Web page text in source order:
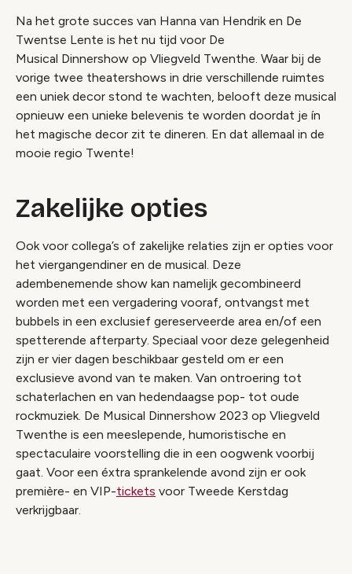
Na het grote succes van Hanna van Hendrik en De
Twentse Lente is het nu tijd voor De
Musical Dinnershow op Vliegveld Twenthe. Waar bij de
vorige twee theatershows in drie verschillende ruimtes
een uniek decor stond te wachten, belooft deze musical
opnieuw een unieke belevenis te worden doordat je ín
het magische decor zit te dineren. En dat allemaal in de
mooie regio Twente!
Zakelijke opties
Ook voor collega’s of zakelijke relaties zijn er opties voor
het viergangendiner en de musical. Deze
adembenemende show kan namelijk gecombineerd
worden met een vergadering vooraf, ontvangst met
bubbels in een exclusief gereserveerde area en/of een
spetterende afterparty. Speciaal voor deze gelegenheid
zijn er vier dagen beschikbaar gesteld om er een
exclusieve avond van te maken. Van ontroering tot
schaterlachen en van hedendaagse pop- tot oude
rockmuziek. De Musical Dinnershow 2023 op Vliegveld
Twenthe is een meeslepende, humoristische en
spectaculaire voorstelling die in een oogwenk voorbij
gaat. Voor een éxtra sprankelende avond zijn er ook
première- en VIP-tickets voor Tweede Kerstdag
verkrijgbaar.